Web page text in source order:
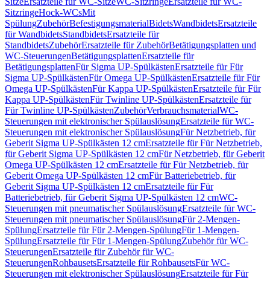
SitzringeHock-WCsMit
SpülungZubehörBefestigungsmaterialBidetsWandbidetsErsatzteile
für WandbidetsStandbidetsErsatzteile für
StandbidetsZubehörErsatzteile für ZubehörBetätigungsplatten und
WC-SteuerungenBetätigungsplattenErsatzteile für
BetätigungsplattenFür Sigma UP-SpülkästenErsatzteile für Für
Sigma UP-SpülkästenFür Omega UP-SpülkästenErsatzteile für Für
Omega UP-SpülkästenFür Kappa UP-SpülkästenErsatzteile für Für
Kappa UP-SpülkästenFür Twinline UP-SpülkästenErsatzteile für
Für Twinline UP-SpülkästenZubehörVerbrauchsmaterialWC-
Steuerungen mit elektronischer SpülauslösungErsatzteile für WC-
Steuerungen mit elektronischer SpülauslösungFür Netzbetrieb, für
Geberit Sigma UP-Spülkästen 12 cmErsatzteile für Für Netzbetrieb,
für Geberit Sigma UP-Spülkästen 12 cmFür Netzbetrieb, für Geberit
Omega UP-Spülkästen 12 cmErsatzteile für Für Netzbetrieb, für
Geberit Omega UP-Spülkästen 12 cmFür Batteriebetrieb, für
Geberit Sigma UP-Spülkästen 12 cmErsatzteile für Für
Batteriebetrieb, für Geberit Sigma UP-Spülkästen 12 cmWC-
Steuerungen mit pneumatischer SpülauslösungErsatzteile für WC-
Steuerungen mit pneumatischer SpülauslösungFür 2-Mengen-
SpülungErsatzteile für Für 2-Mengen-SpülungFür 1-Mengen-
SpülungErsatzteile für Für 1-Mengen-SpülungZubehör für WC-
SteuerungenErsatzteile für Zubehör für WC-
SteuerungenRohbausetsErsatzteile für RohbausetsFür WC-
Steuerungen mit elektronischer SpülauslösungErsatzteile für Für